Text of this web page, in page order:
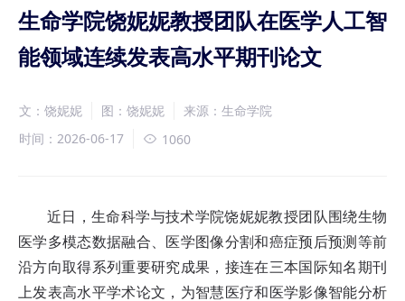
生命学院饶妮妮教授团队在医学人工智
能领域连续发表高水平期刊论文
文：饶妮妮 图：饶妮妮
来源：生命学院
时间：2026-06-17
1060
近日，生命科学与技术学院饶妮妮教授团队围绕生物
医学多模态数据融合、医学图像分割和癌症预后预测等前
沿方向取得系列重要研究成果，接连在三本国际知名期刊
上发表高水平学术论文，为智慧医疗和医学影像智能分析